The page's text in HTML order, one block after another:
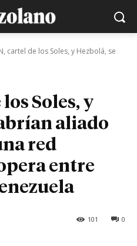
cartel de los Soles, y Hezbolá, se
Soles, y
aliado
red
entre
0
101